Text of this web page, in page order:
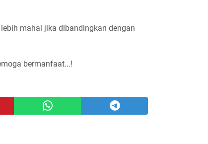
mahal jika dibandingkan dengan
bermanfaat...!